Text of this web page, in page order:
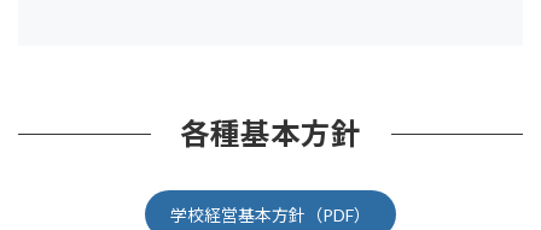
各種基本方針
学校経営基本方針（PDF）